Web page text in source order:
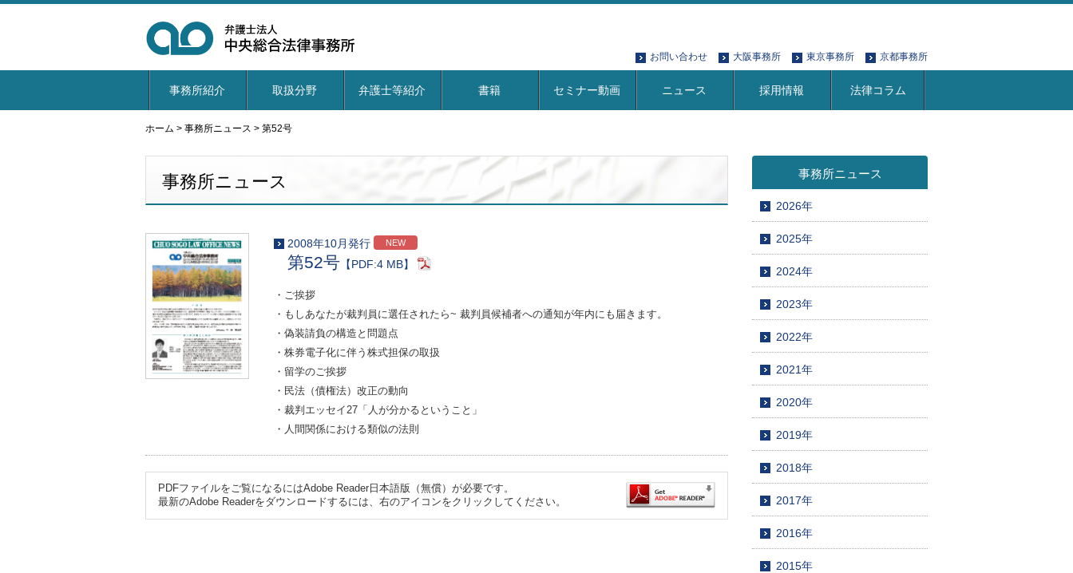
お問い合わせ 大阪事務所 東京事務所 京都事務所
事務所紹介 取扱分野 弁護士等紹介 書籍 セミナー動画 ニュース 採用情報 法律コラム
ホーム > 事務所ニュース > 第52号
事務所ニュース
2008年10月発行 NEW
第52号【PDF:4 MB】
・ご挨拶
・もしあなたが裁判員に選任されたら~ 裁判員候補者への通知が年内にも届きます。
・偽装請負の構造と問題点
・株券電子化に伴う株式担保の取扱
・留学のご挨拶
・民法（債権法）改正の動向
・裁判エッセイ27「人が分かるということ」
・人間関係における類似の法則
PDFファイルをご覧になるにはAdobe Reader日本語版（無償）が必要です。
最新のAdobe Readerをダウンロードするには、右のアイコンをクリックしてください。
事務所ニュース
2026年
2025年
2024年
2023年
2022年
2021年
2020年
2019年
2018年
2017年
2016年
2015年